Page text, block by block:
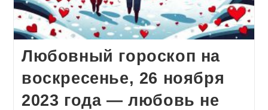
Любовный гороскоп на
воскресенье, 26 ноября
2023 года — любовь не